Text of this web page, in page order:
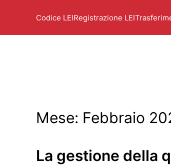
Codice LEIRegistrazione LEI
Mese: Febbraio
La gestione della